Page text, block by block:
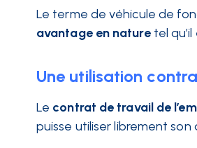
Le terme de véhicule de
avantage en naturetel
Une utilisation
Le contrat de travail de
puisse utiliser librement